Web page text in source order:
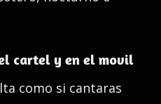
cartel y en el movil
como si cantaras